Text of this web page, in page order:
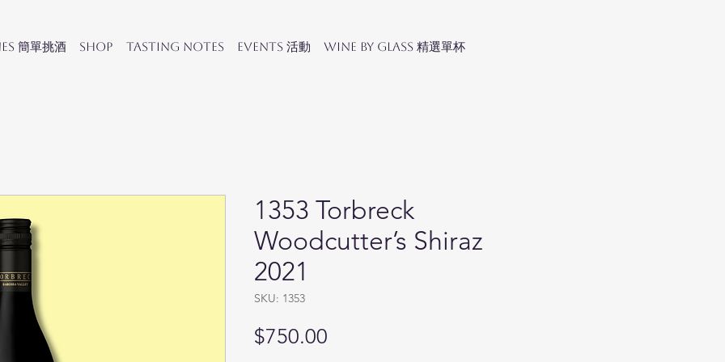
簡單挑酒 SHOP Tasting Notes Events 活動 Wine by Glass 精選單杯
1353 Torbreck
Woodcutter’s Shiraz
2021
SKU: 1353
$750.00